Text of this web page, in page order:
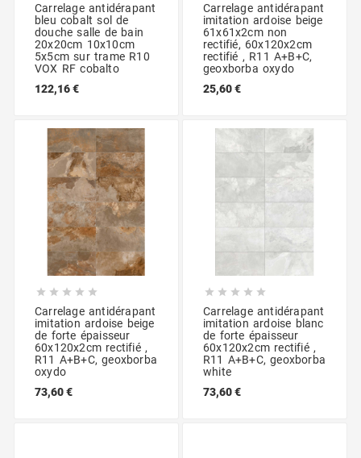
Carrelage antidérapant
bleu cobalt sol de
douche salle de bain
20x20cm 10x10cm
5x5cm sur trame R10
VOX RF cobalto
122,16 €
Carrelage antidérapant
imitation ardoise beige
61x61x2cm non
rectifié, 60x120x2cm
rectifié , R11 A+B+C,
geoxborba oxydo
25,60 €
    
Carrelage antidérapant
imitation ardoise beige
de forte épaisseur
60x120x2cm rectifié ,
R11 A+B+C, geoxborba
oxydo
73,60 €
    
Carrelage antidérapant
imitation ardoise blanc
de forte épaisseur
60x120x2cm rectifié ,
R11 A+B+C, geoxborba
white
73,60 €